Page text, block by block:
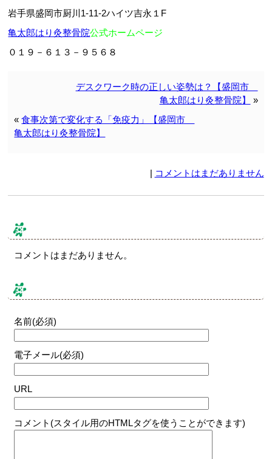
岩手県盛岡市厨川1-11-2ハイツ吉永１F
亀太郎はり灸整骨院公式ホームページ
０１９－６１３－９５６８
デスクワーク時の正しい姿勢は？【盛岡市
亀太郎はり灸整骨院】
»
«食事次第で変化する「免疫力」【盛岡市
亀太郎はり灸整骨院】
| コメントはまだありません
コメント & トラックバック
コメントはまだありません。
コメントする
名前(必須)
電子メール(必須)
URL
コメント(スタイル用のHTMLタグを使うことができます)